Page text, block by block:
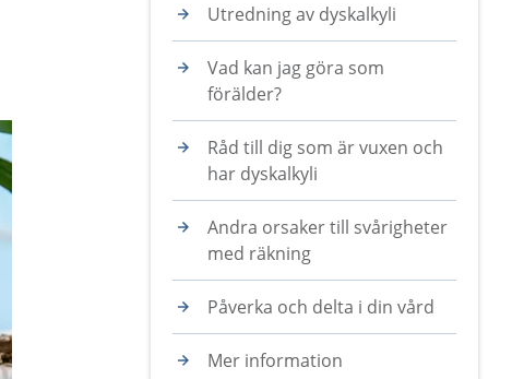
Utredning av dyskalkyli
Vad kan jag göra som
förälder?
Råd till dig som är vuxen och
har dyskalkyli
Andra orsaker till svårigheter
med räkning
Påverka och delta i din vård
Mer information